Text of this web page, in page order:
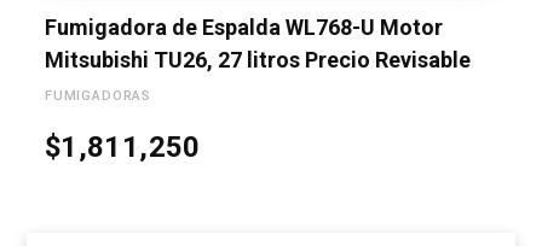
Fumigadora de Espalda WL768-U Motor
Mitsubishi TU26, 27 litros Precio Revisable
FUMIGADORAS
$1,811,250